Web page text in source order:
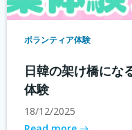
ボランティア体験
日韓の架け橋にな
体験
18/12/2025